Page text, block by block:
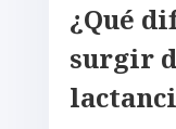
¿Qué
surgir